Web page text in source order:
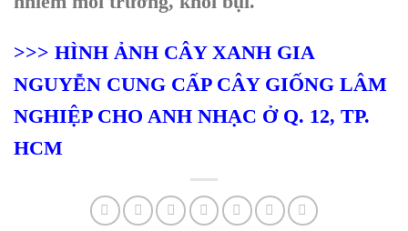
>>> HÌNH ẢNH CÂY XANH GIA
NGUYỄN CUNG CẤP CÂY GIỐNG LÂM
NGHIỆP CHO ANH NHẠC Ở Q. 12, TP.
HCM